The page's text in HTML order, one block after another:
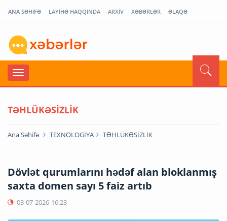
ANA SƏHİFƏ LAYİHƏ HAQQINDA ARXİV XƏBƏRLƏR ƏLAQƏ
TƏHLÜKƏSİZLİK
Ana Səhifə TEXNOLOGİYA TƏHLÜKƏSİZLİK
Dövlət qurumlarını hədəf alan bloklanmış
saxta domen sayı 5 faiz artıb
03-07-2026 16:23